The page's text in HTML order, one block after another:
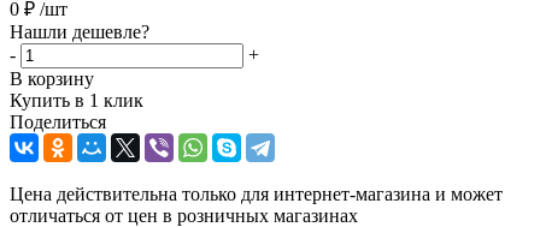
0 ₽ /шт
Нашли дешевле?
-
+
В корзину
Купить в 1 клик
Поделиться
Цена действительна только для интернет-магазина и может
отличаться от цен в розничных магазинах